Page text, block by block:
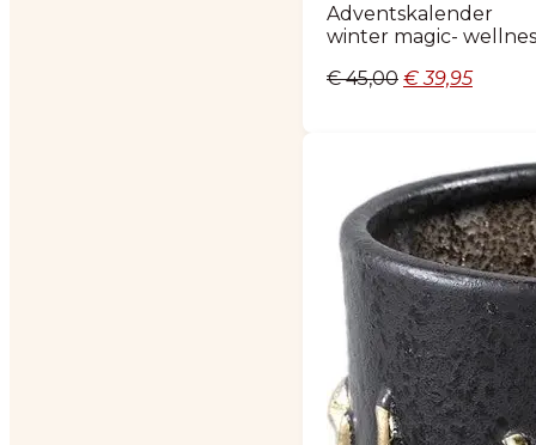
Adventskalender
winter magic-
€45,00 €39,95